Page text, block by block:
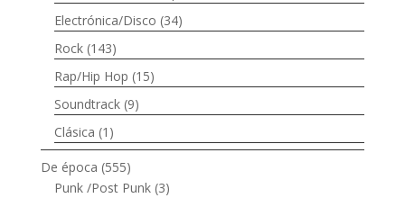
Electrónica/Disco (34)
Rock (143)
Rap/Hip Hop (15)
Soundtrack (9)
Clásica (1)
De época (555)
Punk /Post Punk (3)